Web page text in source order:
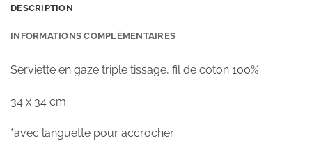
DESCRIPTION
INFORMATIONS COMPLÉMENTAIRES
Serviette en gaze triple tissage, fil de coton 100%
34 x 34 cm
*avec languette pour accrocher